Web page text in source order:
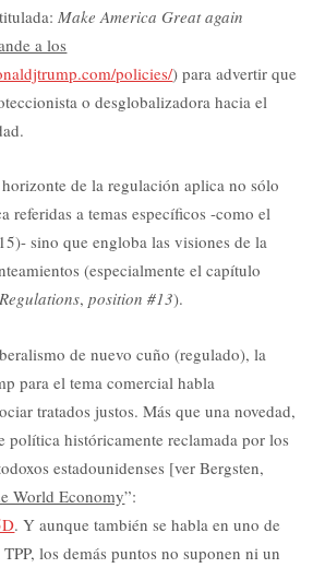
Make America Great again
a los
policies/) para advertir que
o desglobalizadora hacia el
de la regulación aplica no sólo
referidas a temas específicos -como el
15)- sino que engloba las visiones de la
(especialmente el capítulo
Regulations,position #13).
de nuevo cuño (regulado), la
para el tema comercial habla
tratados justos. Más que una novedad,
política históricamente reclamada por los
estadounidenses [ver Bergsten,
World Economy”:
. Y aunque también se habla en uno de
los demás puntos no suponen ni un